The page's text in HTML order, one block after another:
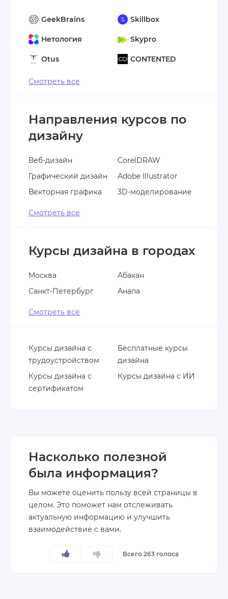
GeekBrains
Нетология
Otus
Skillbox
Skypro
CONTENTED
Смотреть все
Направления курсов по
дизайну
Веб-дизайн
Графический дизайн
Векторная графика
CorelDRAW
Adobe Illustrator
3D-моделирование
Смотреть все
Курсы дизайна в городах
Москва
Санкт-Петербург
Абакан
Анапа
Смотреть все
Курсы дизайна с
трудоустройством
Курсы дизайна с
сертификатом
Бесплатные курсы
дизайна
Курсы дизайна с ИИ
Насколько полезной
была информация?
Вы можете оценить пользу всей страницы в
целом. Это поможет нам отслеживать
актуальную информацию и улучшить
взаимодействие с вами.
Всего 263 голоса